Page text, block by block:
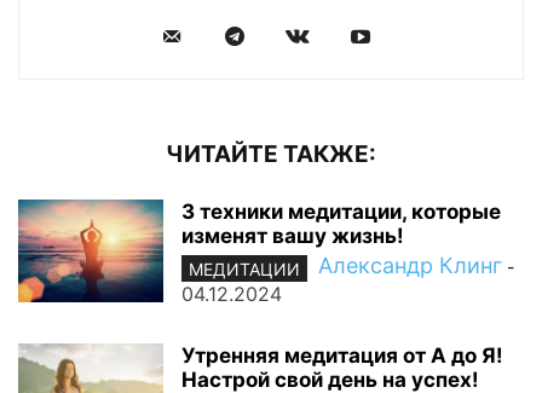
ЧИТАЙТЕ ТАКЖЕ:
3 техники медитации, которые
изменят вашу жизнь!
МЕДИТАЦИИ Александр Клинг -
04.12.2024
Утренняя медитация от А до Я!
Настрой свой день на успех!